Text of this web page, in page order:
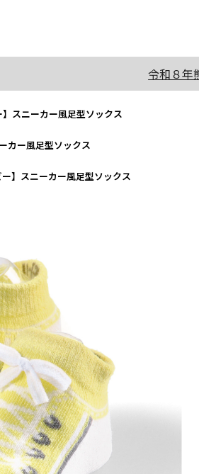
令和８年
】スニーカー風足型ソックス
カー風足型ソックス
ー】スニーカー風足型ソックス